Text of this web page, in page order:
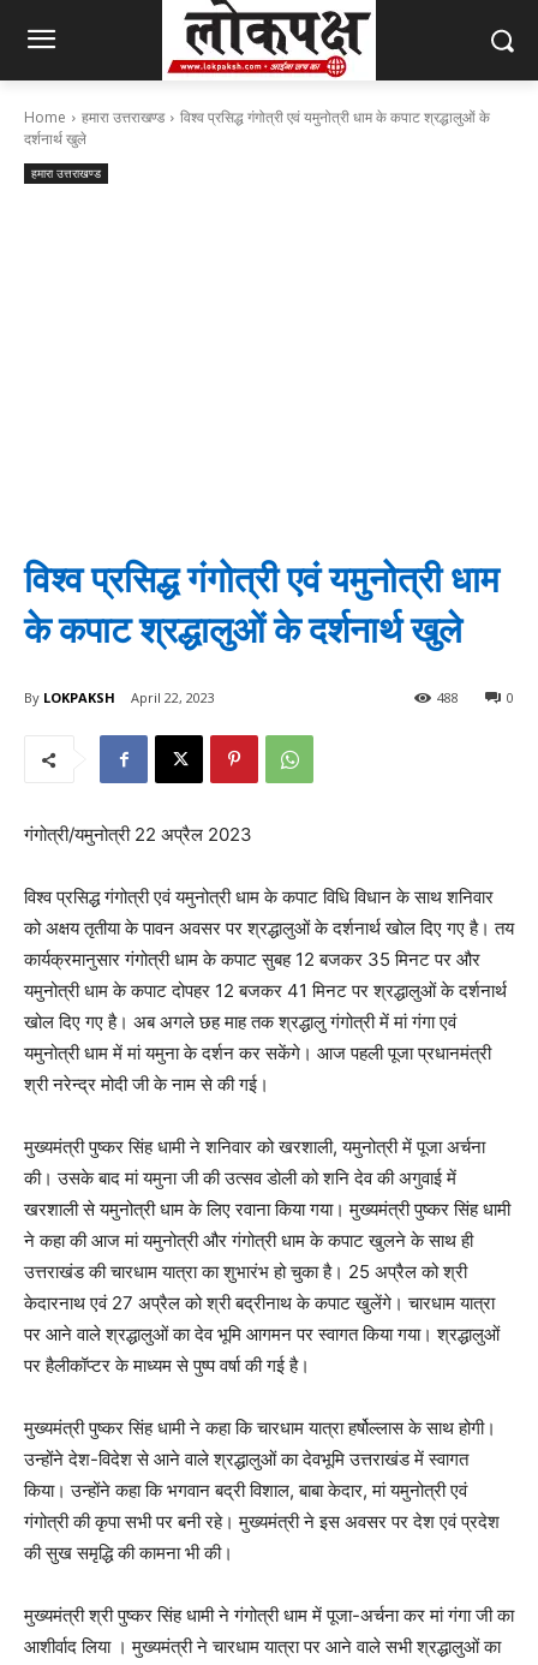
Home हमारा उत्तराखण्ड
विश्व प्रसिद्ध गंगोत्री एवं यमुनोत्री धाम के कपाट श्रद्धालुओं के
दर्शनार्थ खुले
हमारा उत्तराखण्ड
विश्व प्रसिद्ध गंगोत्री एवं यमुनोत्री धाम
के कपाट श्रद्धालुओं के दर्शनार्थ खुले
By LOKPAKSH April 22, 2023 0
488
गंगोत्री/यमुनोत्री 22 अप्रैल 2023
विश्व प्रसिद्ध गंगोत्री एवं यमुनोत्री धाम के कपाट विधि विधान के साथ शनिवार
को अक्षय तृतीया के पावन अवसर पर श्रद्धालुओं के दर्शनार्थ खोल दिए गए है। तय
कार्यक्रमानुसार गंगोत्री धाम के कपाट सुबह 12 बजकर 35 मिनट पर और
यमुनोत्री धाम के कपाट दोपहर 12 बजकर 41 मिनट पर श्रद्धालुओं के दर्शनार्थ
खोल दिए गए है। अब अगले छह माह तक श्रद्धालु गंगोत्री में मां गंगा एवं
यमुनोत्री धाम में मां यमुना के दर्शन कर सकेंगे। आज पहली पूजा प्रधानमंत्री
श्री नरेन्द्र मोदी जी के नाम से की गई।
मुख्यमंत्री पुष्कर सिंह धामी ने शनिवार को खरशाली, यमुनोत्री में पूजा अर्चना
की। उसके बाद मां यमुना जी की उत्सव डोली को शनि देव की अगुवाई में
खरशाली से यमुनोत्री धाम के लिए रवाना किया गया। मुख्यमंत्री पुष्कर सिंह धामी
ने कहा की आज मां यमुनोत्री और गंगोत्री धाम के कपाट खुलने के साथ ही
उत्तराखंड की चारधाम यात्रा का शुभारंभ हो चुका है। 25 अप्रैल को श्री
केदारनाथ एवं 27 अप्रैल को श्री बद्रीनाथ के कपाट खुलेंगे। चारधाम यात्रा
पर आने वाले श्रद्धालुओं का देव भूमि आगमन पर स्वागत किया गया। श्रद्धालुओं
पर हैलीकॉप्टर के माध्यम से पुष्प वर्षा की गई है।
मुख्यमंत्री पुष्कर सिंह धामी ने कहा कि चारधाम यात्रा हर्षोल्लास के साथ होगी।
उन्होंने देश-विदेश से आने वाले श्रद्धालुओं का देवभूमि उत्तराखंड में स्वागत
किया। उन्होंने कहा कि भगवान बद्री विशाल, बाबा केदार, मां यमुनोत्री एवं
गंगोत्री की कृपा सभी पर बनी रहे। मुख्यमंत्री ने इस अवसर पर देश एवं प्रदेश
की सुख समृद्धि की कामना भी की।
मुख्यमंत्री श्री पुष्कर सिंह धामी ने गंगोत्री धाम में पूजा-अर्चना कर मां गंगा जी का
आशीर्वाद लिया । मुख्यमंत्री ने चारधाम यात्रा पर आने वाले सभी श्रद्धालुओं का